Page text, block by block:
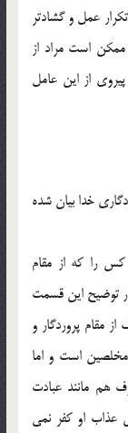
عمل و گشادتر
است مراد از
از این عامل
خدا بیان شده
جنتان» (الرحمن /46)، »هر کس را که از مقام
توضیح این قسمت
مقام پروردگار و
مخلصین است و اما
هم مانند عبادت
عذاب او کفر نمی